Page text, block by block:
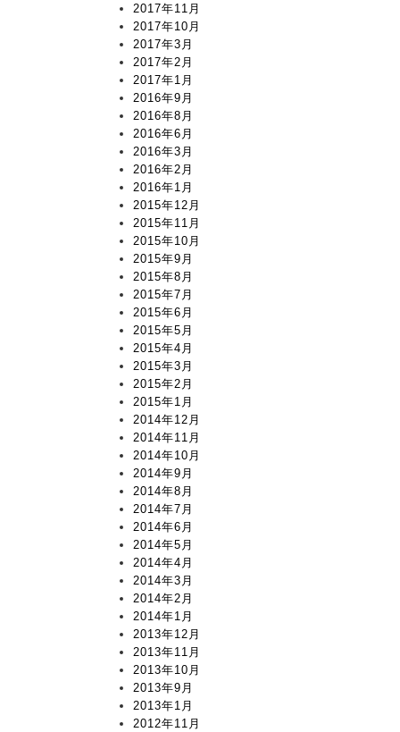
2017年11月
2017年10月
2017年3月
2017年2月
2017年1月
2016年9月
2016年8月
2016年6月
2016年3月
2016年2月
2016年1月
2015年12月
2015年11月
2015年10月
2015年9月
2015年8月
2015年7月
2015年6月
2015年5月
2015年4月
2015年3月
2015年2月
2015年1月
2014年12月
2014年11月
2014年10月
2014年9月
2014年8月
2014年7月
2014年6月
2014年5月
2014年4月
2014年3月
2014年2月
2014年1月
2013年12月
2013年11月
2013年10月
2013年9月
2013年1月
2012年11月